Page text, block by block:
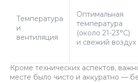
Температура
и
вентиляция
Оптимальная
температура
(около 21-23°C)
и свежий воздух
Кроме технических аспектов,
месте было чисто и аккуратно —